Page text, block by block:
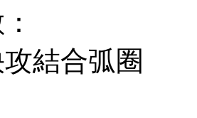
結合弧圈